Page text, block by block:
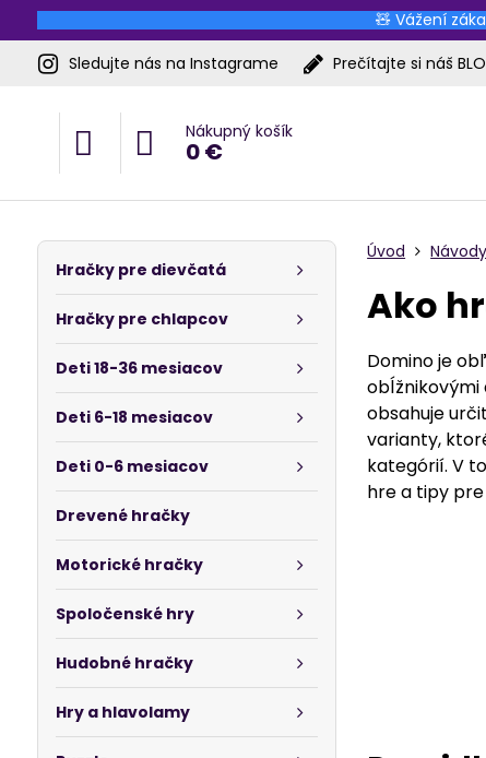
🧸 Vážení
Sledujte nás na Instagrame
Prečítajte si náš
Nákupný košík
0 €
Úvod Návody
Ako
Domino je
obĺžnikovými
obsahuje
varianty,
kategórií. V
hre a tipy
Hračky pre dievčatá
Hračky pre chlapcov
Deti 18-36 mesiacov
Deti 6-18 mesiacov
Deti 0-6 mesiacov
Drevené hračky
Motorické hračky
Spoločenské hry
Hudobné hračky
Hry a hlavolamy